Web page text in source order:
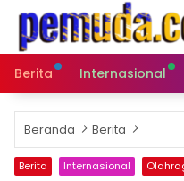
Langsung
konten
Berita
Internasional
Beranda Berita
Berita Internasional